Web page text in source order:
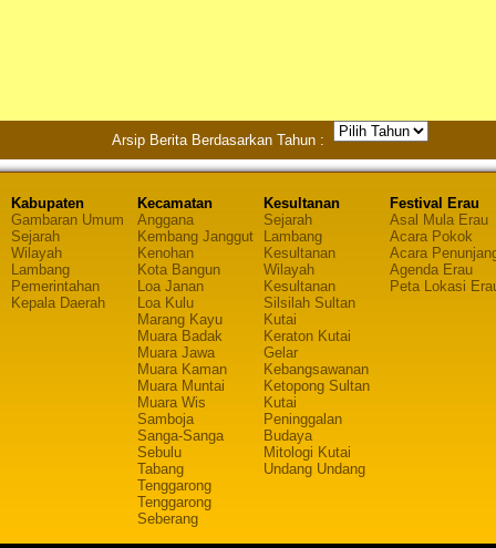
Arsip Berita Berdasarkan Tahun :
Kabupaten
Gambaran Umum
Sejarah
Wilayah
Lambang
Pemerintahan
Kepala Daerah
Kecamatan
Anggana
Kembang Janggut
Kenohan
Kota Bangun
Loa Janan
Loa Kulu
Marang Kayu
Muara Badak
Muara Jawa
Muara Kaman
Muara Muntai
Muara Wis
Samboja
Sanga-Sanga
Sebulu
Tabang
Tenggarong
Tenggarong
Seberang
Kesultanan
Sejarah
Lambang
Kesultanan
Wilayah
Kesultanan
Silsilah Sultan
Kutai
Keraton Kutai
Gelar
Kebangsawanan
Ketopong Sultan
Kutai
Peninggalan
Budaya
Mitologi Kutai
Undang Undang
Festival Erau
Asal Mula Erau
Acara Pokok
Acara
Agenda Erau
Peta Lokasi